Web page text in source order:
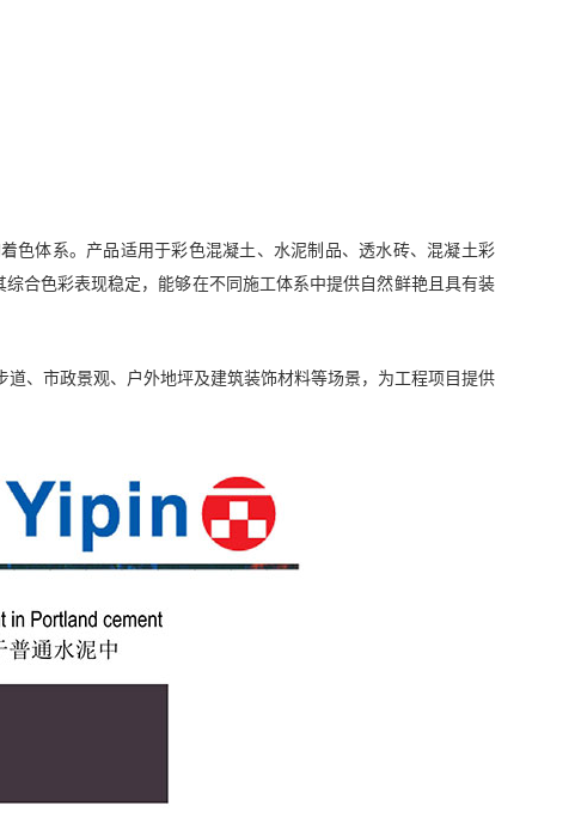
色体系。产品适用于彩色混凝土、水泥制品、透水砖、混凝土彩
合色彩表现稳定，能够在不同施工体系中提供自然鲜艳且具有装
、市政景观、户外地坪及建筑装饰材料等场景，为工程项目提供